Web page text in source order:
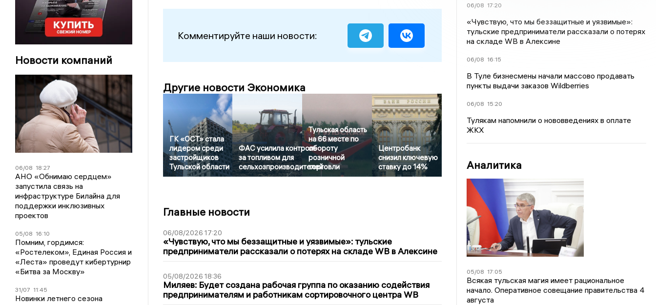
Новости компаний
06/08 18:27
АНО «Обнимаю сердцем»
запустила связь на
инфраструктуре Билайна для
поддержки инклюзивных
проектов
05/08 16:10
Помним, гордимся:
«Ростелеком», Единая Россия и
«Леста» проведут кибертурнир
«Битва за Москву»
31/07 11:45
Новинки летнего сезона
Комментируйте наши новости:
Другие новости Экономика
ГК «ОСТ» стала
лидером среди
застройщиков
Тульской области
ФАС усилила контроль
за топливом для
сельхозпроизводителей
Тульская область
на 66 месте по
обороту
розничной
торговли
Центробанк
снизил ключевую
ставку до 14%
Главные новости
06/08/2026 17:20
«Чувствую, что мы беззащитные и уязвимые»: тульские
предприниматели рассказали о потерях на складе WB в Алексине
05/08/2026 18:36
Миляев: Будет создана рабочая группа по оказанию содействия
предпринимателям и работникам сортировочного центра WB
06/08 17:20
«Чувствую, что мы беззащитные и уязвимые»:
тульские предприниматели рассказали о потерях
на складе WB в Алексине
06/08 16:15
В Туле бизнесмены начали массово продавать
пункты выдачи заказов Wildberries
06/08 15:20
Тулякам напомнили о нововведениях в оплате
ЖКХ
Аналитика
05/08 17:05
Всякая тульская магия имеет рациональное
начало. Оперативное совещание правительства 4
августа